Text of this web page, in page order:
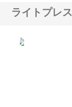
ライトプレス